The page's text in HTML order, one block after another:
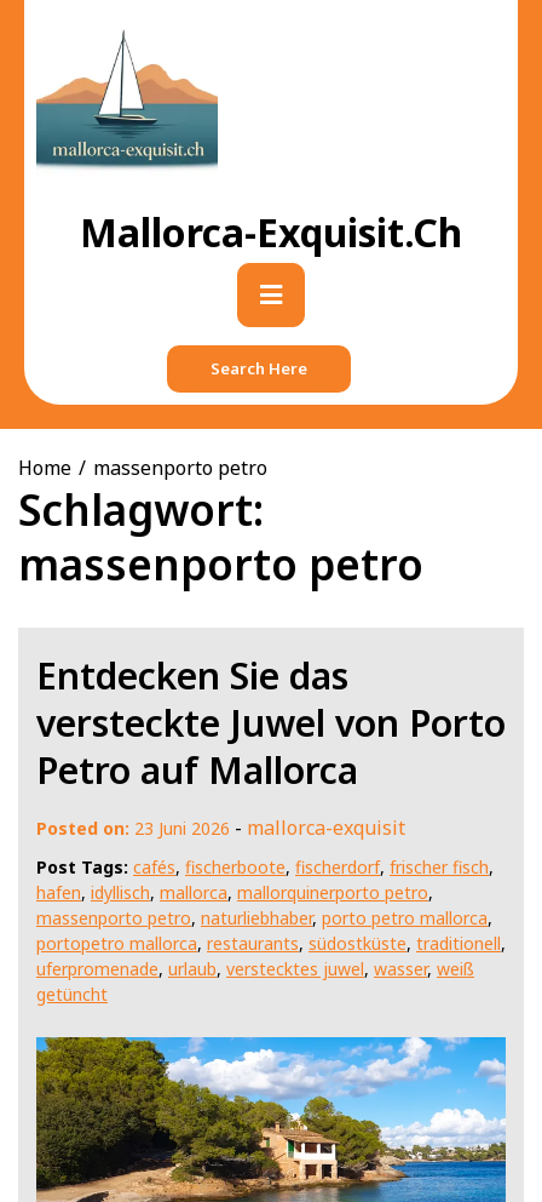
Mallorca-Exquisit.ch
Primary
Menu
Search Here
Home massenporto petro
Schlagwort:
massenporto petro
Entdecken Sie das
versteckte Juwel von Porto
Petro auf Mallorca
Posted on: 23 Juni 2026 - mallorca-exquisit
Post Tags: cafés, fischerboote, fischerdorf, frischer fisch,
hafen, idyllisch, mallorca, mallorquinerporto petro,
massenporto petro, naturliebhaber, porto petro mallorca,
portopetro mallorca, restaurants, südostküste, traditionell,
uferpromenade, urlaub, verstecktes juwel, wasser, weiß
getüncht